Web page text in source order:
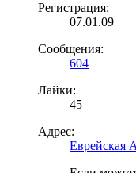
Регистрация:
07.01.09
Сообщения:
604
Лайки:
45
Адрес:
Еврейская